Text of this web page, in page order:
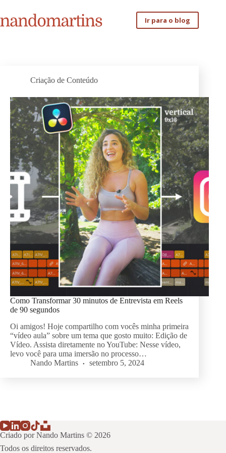
o
Ir para o blog
Criação de Conteúdo
Como Transformar 30 minutos de Entrevista em Reels
de 90 segundos
Oi amigos! Hoje compartilho com vocês minha primeira
“vídeo aula” sobre um tema que gosto muito: Edição de
Vídeo. Assista diretamente no YouTube: Nesse vídeo,
levo você para uma imersão no processo…
Nando Martins
setembro 5, 2024
Criado por Nando Martins © 2026
Todos os direitos reservados.